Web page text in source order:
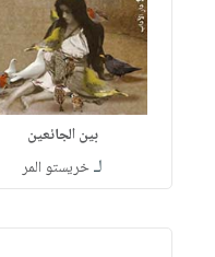
بين الجائعين
لـخريستو المر